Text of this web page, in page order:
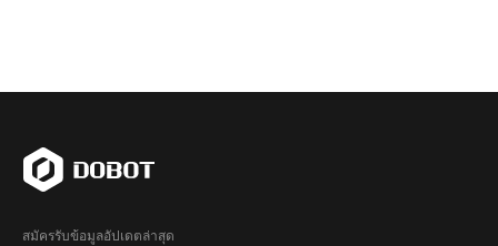
สมัครรับข้อมูลอัปเดตล่าสุด